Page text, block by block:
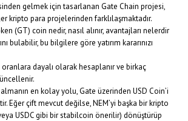
gelmek için tasarlanan Gate Chain projesi,
kripto para projelerinden farklılaşmaktadır.
(GT) coin nedir, nasıl alınır, avantajları nelerdir
bulabilir, bu bilgilere göre yatırım kararınızı
dayalı olarak hesaplanır ve birkaç
almanın en kolay yolu, Gate üzerinden USD Coin’i
Eğer çift mevcut değilse, NEM’yi başka bir kripto
USDC gibi bir stabilcoin önerilir) dönüştürüp